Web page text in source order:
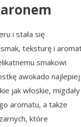
i stała się
teksturę i
smakowi
awokado najlepiej
jak włoskie, migdały
aromatu, a także
które